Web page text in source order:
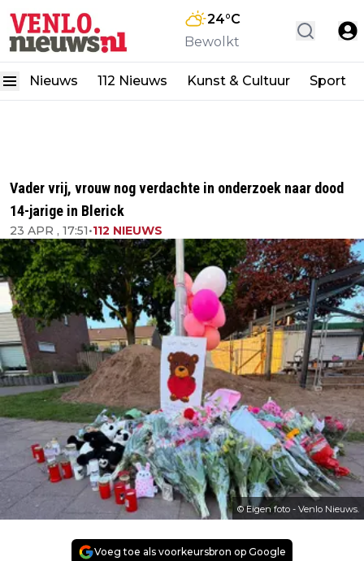
24°C
Bewolkt
Nieuws 112 Nieuws Kunst & Cultuur Sport
Vader vrij, vrouw nog verdachte in onderzoek naar dood
14-jarige in Blerick
23 APR , 17:51•112 NIEUWS
© Eigen foto - Venlo Nieuws.
Voeg toe als voorkeursbron op Google